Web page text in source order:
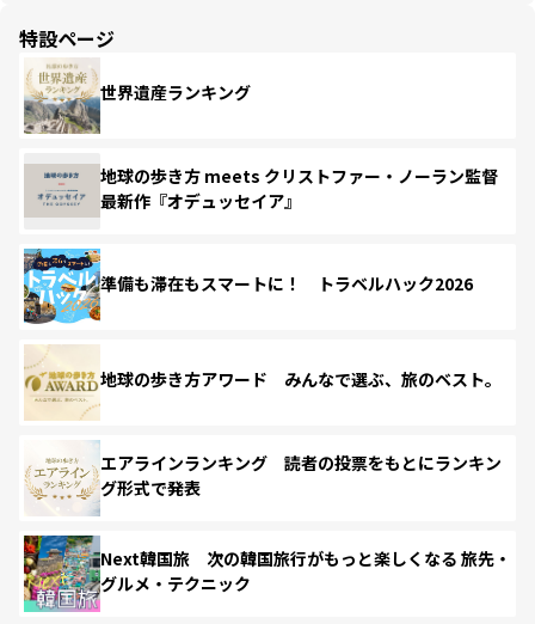
特設ページ
世界遺産ランキング
地球の歩き方 meets クリストファー・ノーラン監督
最新作『オデュッセイア』
準備も滞在もスマートに！ トラベルハック2026
地球の歩き方アワード みんなで選ぶ、旅のベスト。
エアラインランキング 読者の投票をもとにランキン
グ形式で発表
Next韓国旅 次の韓国旅行がもっと楽しくなる 旅先・
グルメ・テクニック